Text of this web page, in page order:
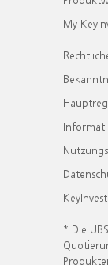
My
* Die